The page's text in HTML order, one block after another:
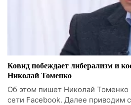
Ковид побеждает либерализм и
Николай Томенко
Об этом пишет Николай Томенко
сети Facebook. Далее приводим